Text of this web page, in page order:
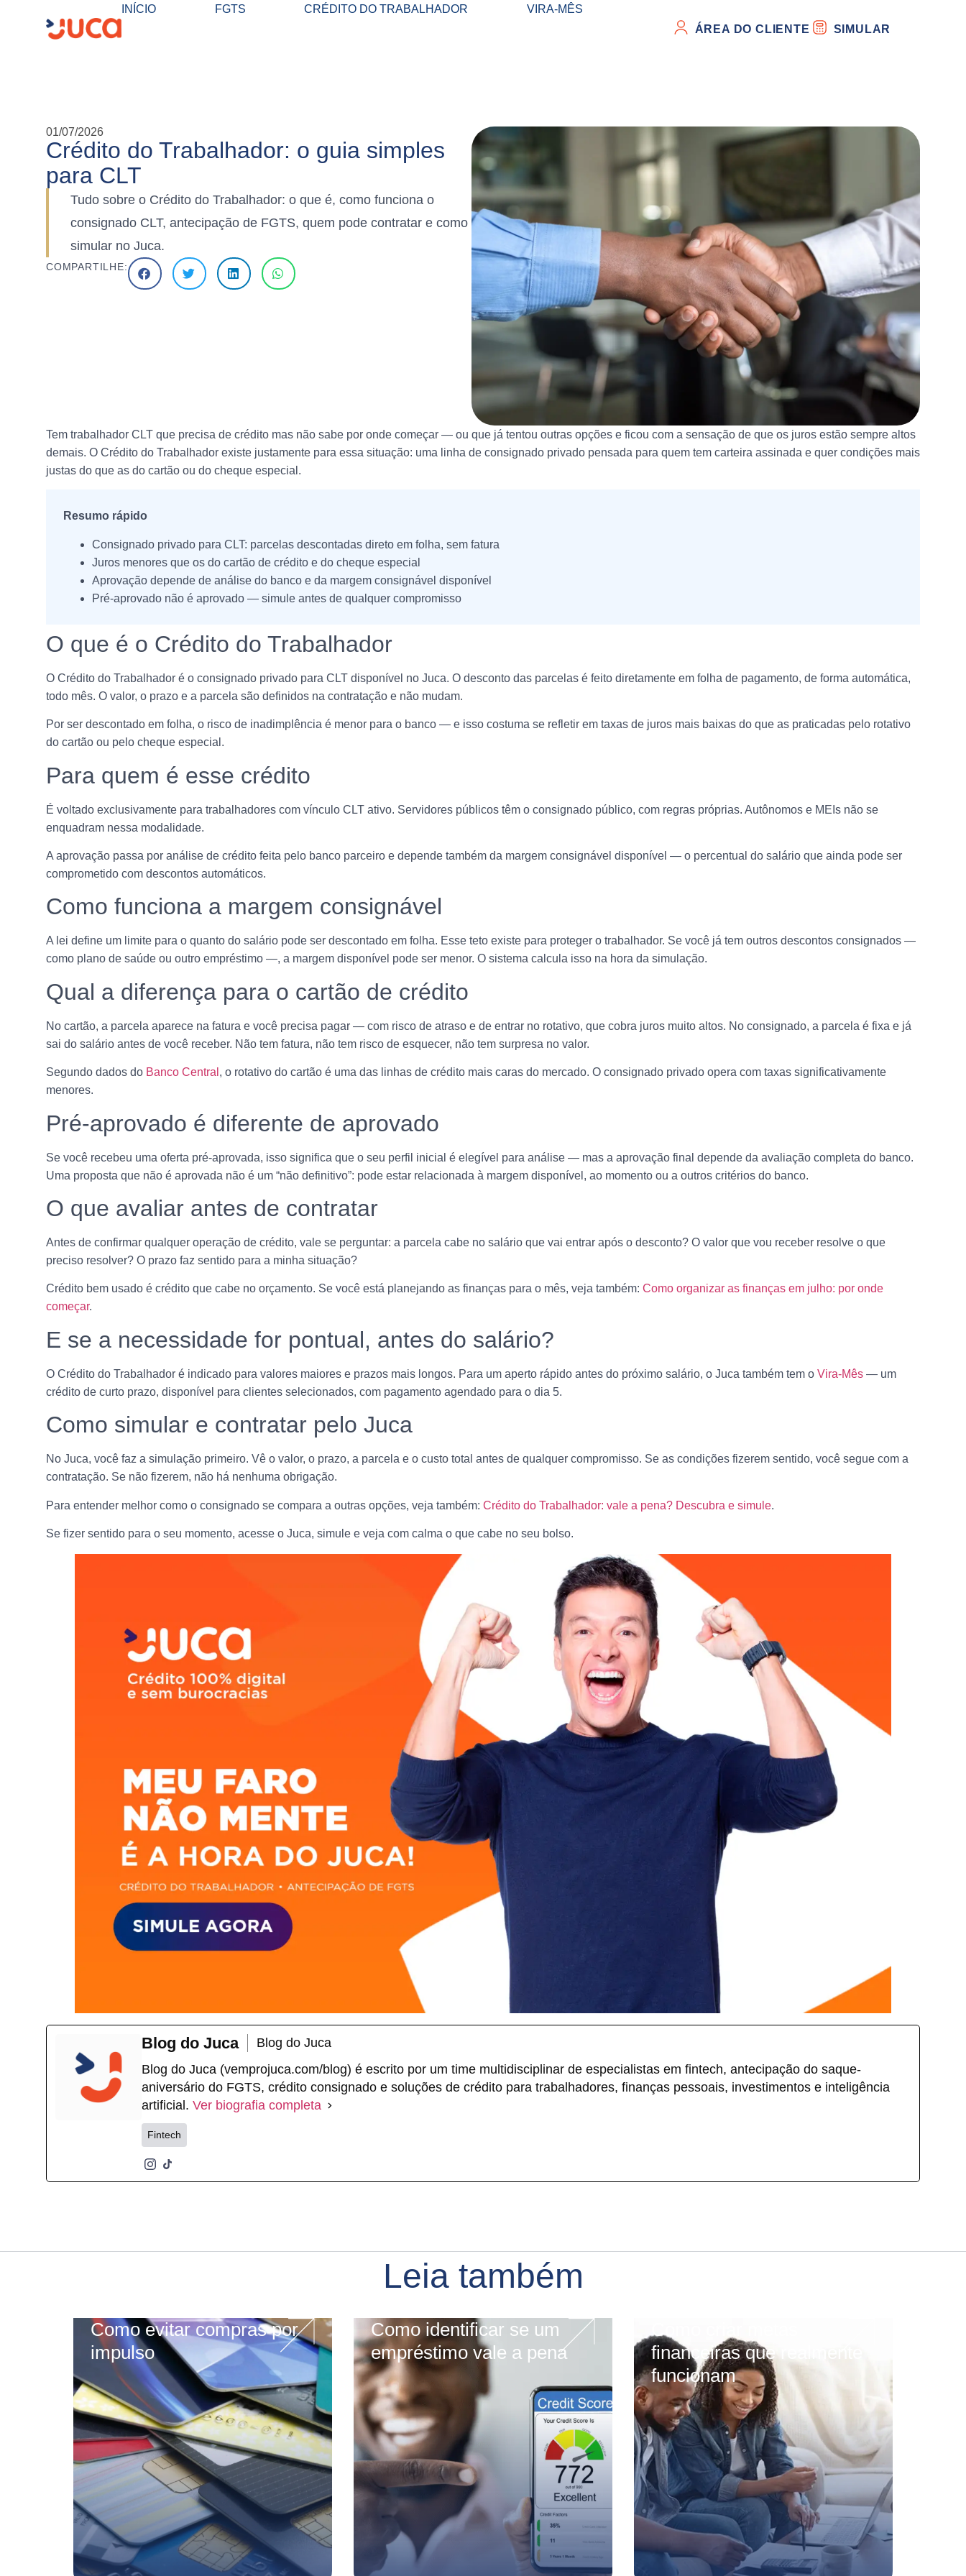
INÍCIO FGTS CRÉDITO DO TRABALHADOR
VIRA-MÊS
ÁREA DO CLIENTE
SIMULAR
01/07/2026
Crédito do Trabalhador: o guia simples
para CLT
Tudo sobre o Crédito do Trabalhador: o que é, como funciona o
consignado CLT, antecipação de FGTS, quem pode contratar e como
simular no Juca.
COMPARTILHE:
Tem trabalhador CLT que precisa de crédito mas não sabe por onde começar — ou que já tentou outras opções e ficou com a sensação de que os juros estão sempre altos
demais. O Crédito do Trabalhador existe justamente para essa situação: uma linha de consignado privado pensada para quem tem carteira assinada e quer condições mais
justas do que as do cartão ou do cheque especial.
Resumo rápido
Consignado privado para CLT: parcelas descontadas direto em folha, sem fatura
Juros menores que os do cartão de crédito e do cheque especial
Aprovação depende de análise do banco e da margem consignável disponível
Pré-aprovado não é aprovado — simule antes de qualquer compromisso
O que é o Crédito do Trabalhador
O Crédito do Trabalhador é o consignado privado para CLT disponível no Juca. O desconto das parcelas é feito diretamente em folha de pagamento, de forma automática,
todo mês. O valor, o prazo e a parcela são definidos na contratação e não mudam.
Por ser descontado em folha, o risco de inadimplência é menor para o banco — e isso costuma se refletir em taxas de juros mais baixas do que as praticadas pelo rotativo
do cartão ou pelo cheque especial.
Para quem é esse crédito
É voltado exclusivamente para trabalhadores com vínculo CLT ativo. Servidores públicos têm o consignado público, com regras próprias. Autônomos e MEIs não se
enquadram nessa modalidade.
A aprovação passa por análise de crédito feita pelo banco parceiro e depende também da margem consignável disponível — o percentual do salário que ainda pode ser
comprometido com descontos automáticos.
Como funciona a margem consignável
A lei define um limite para o quanto do salário pode ser descontado em folha. Esse teto existe para proteger o trabalhador. Se você já tem outros descontos consignados —
como plano de saúde ou outro empréstimo —, a margem disponível pode ser menor. O sistema calcula isso na hora da simulação.
Qual a diferença para o cartão de crédito
No cartão, a parcela aparece na fatura e você precisa pagar — com risco de atraso e de entrar no rotativo, que cobra juros muito altos. No consignado, a parcela é fixa e já
sai do salário antes de você receber. Não tem fatura, não tem risco de esquecer, não tem surpresa no valor.
Segundo dados do Banco Central , o rotativo do cartão é uma das linhas de crédito mais caras do mercado. O consignado privado opera com taxas significativamente
menores.
Pré-aprovado é diferente de aprovado
Se você recebeu uma oferta pré-aprovada, isso significa que o seu perfil inicial é elegível para análise — mas a aprovação final depende da avaliação completa do banco.
Uma proposta que não é aprovada não é um “não definitivo”: pode estar relacionada à margem disponível, ao momento ou a outros critérios do banco.
O que avaliar antes de contratar
Antes de confirmar qualquer operação de crédito, vale se perguntar: a parcela cabe no salário que vai entrar após o desconto? O valor que vou receber resolve o que
preciso resolver? O prazo faz sentido para a minha situação?
Crédito bem usado é crédito que cabe no orçamento. Se você está planejando as finanças para o mês, veja também: Como organizar as finanças em julho: por onde
começar.
E se a necessidade for pontual, antes do salário?
O Crédito do Trabalhador é indicado para valores maiores e prazos mais longos. Para um aperto rápido antes do próximo salário, o Juca também tem o Vira-Mês — um
crédito de curto prazo, disponível para clientes selecionados, com pagamento agendado para o dia 5.
Como simular e contratar pelo Juca
No Juca, você faz a simulação primeiro. Vê o valor, o prazo, a parcela e o custo total antes de qualquer compromisso. Se as condições fizerem sentido, você segue com a
contratação. Se não fizerem, não há nenhuma obrigação.
Para entender melhor como o consignado se compara a outras opções, veja também: Crédito do Trabalhador: vale a pena? Descubra e simule.
Se fizer sentido para o seu momento, acesse o Juca, simule e veja com calma o que cabe no seu bolso.
Blog do Juca
Blog do Juca
Blog do Juca (vemprojuca.com/blog) é escrito por um time multidisciplinar de especialistas em fintech, antecipação do saque-
aniversário do FGTS, crédito consignado e soluções de crédito para trabalhadores, finanças pessoais, investimentos e inteligência
artificial. Ver biografia completa
Fintech
Leia também
Como evitar compras por
impulso
Como identificar se um
empréstimo vale a pena
Como criar metas
financeiras que realmente
funcionam